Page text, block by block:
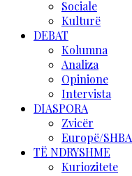
Sociale
Kulturë
DEBAT
Kolumna
Analiza
Opinione
Intervista
DIASPORA
Zvicër
Europë/SHBA
TË NDRYSHME
Kuriozitete